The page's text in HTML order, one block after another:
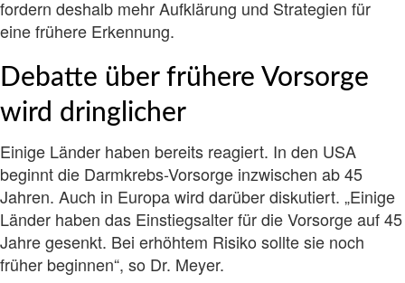
fordern deshalb mehr Aufklärung und Strategien für
eine frühere Erkennung.
Debatte über frühere Vorsorge
wird dringlicher
Einige Länder haben bereits reagiert. In den USA
beginnt die Darmkrebs-Vorsorge inzwischen ab 45
Jahren. Auch in Europa wird darüber diskutiert. „Einige
Länder haben das Einstiegsalter für die Vorsorge auf 45
Jahre gesenkt. Bei erhöhtem Risiko sollte sie noch
früher beginnen“, so Dr. Meyer.